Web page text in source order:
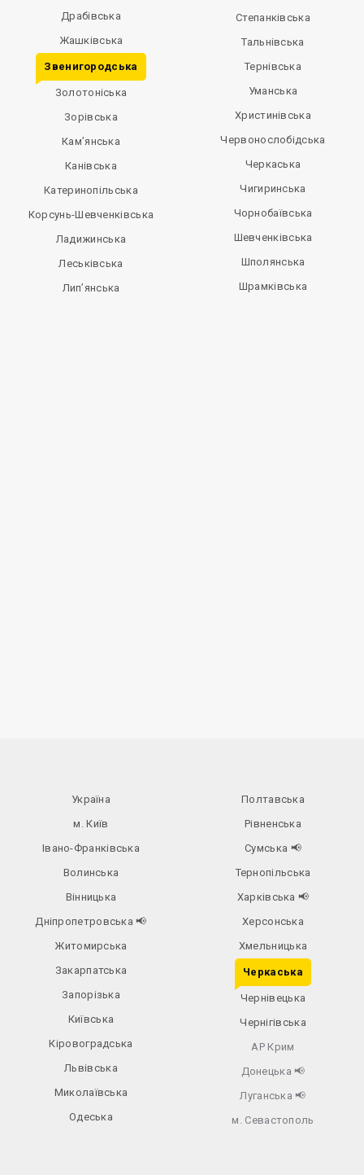
Драбівська
Жашківська
Звенигородська
Золотоніська
Зорівська
Кам’янська
Канівська
Катеринопільська
Корсунь-Шевченківська
Ладижинська
Леськівська
Лип’янська
Степанківська
Тальнівська
Тернівська
Уманська
Христинівська
Червонослобідська
Черкаська
Чигиринська
Чорнобаївська
Шевченківська
Шполянська
Шрамківська
Україна
м. Київ
Івано-Франківська
Волинська
Вінницька
Дніпропетровська📢
Житомирська
Закарпатська
Запорізька
Київська
Кіровоградська
Львівська
Миколаївська
Одеська
Полтавська
Рівненська
Сумська 📢
Тернопільська
Харківська 📢
Херсонська
Хмельницька
Черкаська
Чернівецька
Чернігівська
АР Крим
Донецька 📢
Луганська 📢
м. Севастополь